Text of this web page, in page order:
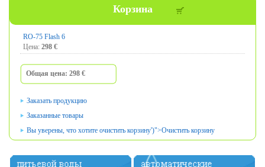
Корзина
RO-75 Flash 6
Цена: 298 €
Общая цена: 298 €
Заказать продукцию
Заказанные товары
Вы уверены, что хотите очистить корзину')">Очистить корзину